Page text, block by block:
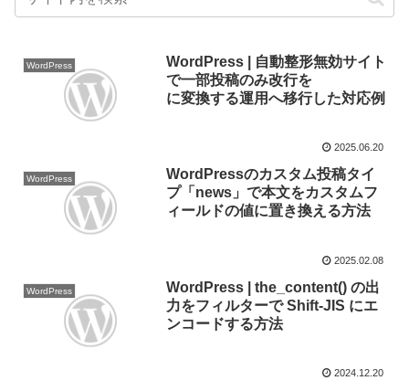
WordPress
WordPress | 自動整形無効サイト
で一部投稿のみ改行を
に変換する運用へ移行した対応例
2025.06.20
WordPress
WordPressのカスタム投稿タイ
プ「news」で本文をカスタムフ
ィールドの値に置き換える方法
2025.02.08
WordPress
WordPress | the_content() の出
力をフィルターで Shift-JIS にエ
ンコードする方法
2024.12.20